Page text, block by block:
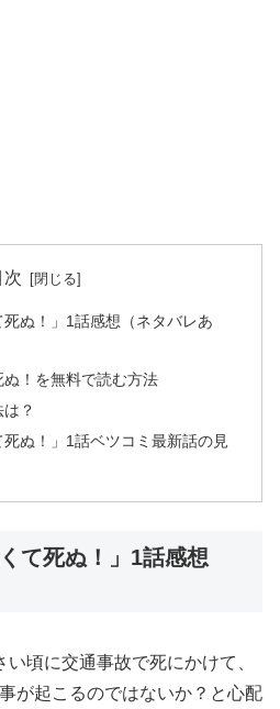
次
死ぬ！」1話感想（ネタバレあ
！を無料で読む方法
？
死ぬ！」1話ベツコミ最新話の見
て死ぬ！」1話感想
頃に交通事故で死にかけて、
が起こるのではないか？と心配